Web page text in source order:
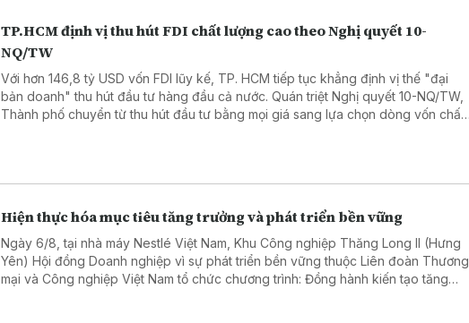
TP.HCM định vị thu hút FDI chất lượng cao theo Nghị quyết 10-
NQ/TW
Với hơn 146,8 tỷ USD vốn FDI lũy kế, TP. HCM tiếp tục khẳng định vị thế "đại
bản doanh" thu hút đầu tư hàng đầu cả nước. Quán triệt Nghị quyết 10-NQ/TW,
Thành phố chuyển từ thu hút đầu tư bằng mọi giá sang lựa chọn dòng vốn chất
Hiện thực hóa mục tiêu tăng trưởng và phát triển bền vững
Ngày 6/8, tại nhà máy Nestlé Việt Nam, Khu Công nghiệp Thăng Long II (Hưng
Yên) Hội đồng Doanh nghiệp vì sự phát triển bền vững thuộc Liên đoàn Thương
mại và Công nghiệp Việt Nam tổ chức chương trình: Đồng hành kiến tạo tăng